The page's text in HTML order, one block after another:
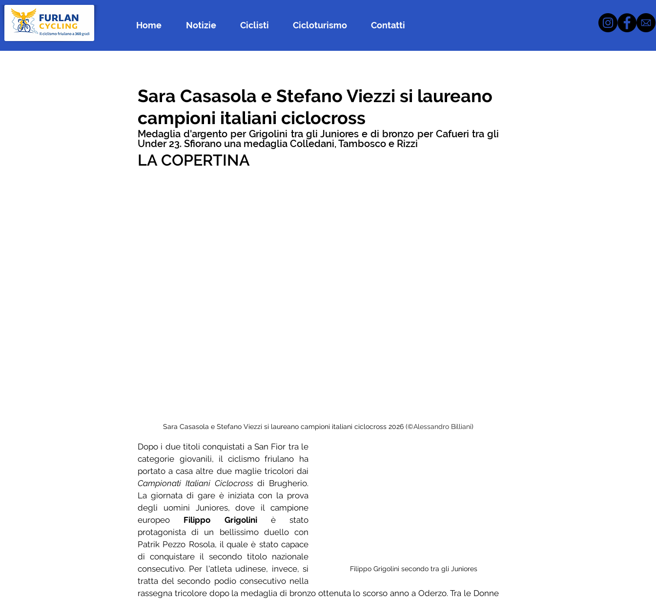
Home Notizie Ciclisti Cicloturismo Contatti
Sara Casasola e Stefano Viezzi si laureano
campioni italiani ciclocross
Medaglia d'argento per Grigolini tra gli Juniores e di bronzo per Cafueri tra gli
Under 23. Sfiorano una medaglia Colledani, Tambosco e Rizzi
LA COPERTINA
Sara Casasola e Stefano Viezzi si laureano campioni italiani ciclocross 2026 (©Alessandro Billiani)
Filippo Grigolini secondo tra gli Juniores
Dopo i due titoli conquistati a San Fior tra le
categorie giovanili, il ciclismo friulano ha
Campionati Italiani Ciclocross di Brugherio.
La giornata di gare è iniziata con la prova
degli uomini Juniores, dove il campione
europeo Filippo Grigolini è stato
protagonista di un bellissimo duello con
Patrik Pezzo Rosola, il quale è stato capace
di conquistare il secondo titolo nazionale
consecutivo. Per l'atleta udinese, invece, si
tratta del secondo podio consecutivo nella
rassegna tricolore dopo la medaglia di bronzo ottenuta lo scorso anno a Oderzo. Tra le Donne